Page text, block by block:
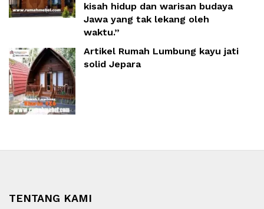
kisah hidup dan warisan budaya
Jawa yang tak lekang oleh
waktu.”
Artikel Rumah Lumbung kayu jati
solid Jepara
TENTANG KAMI